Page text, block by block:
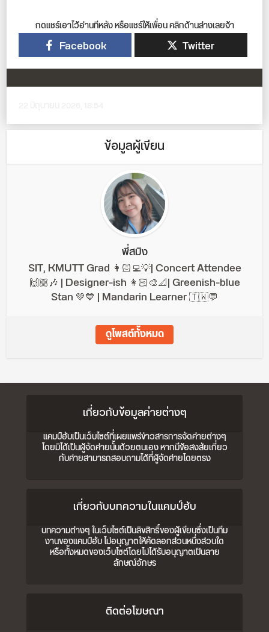
กดแชร์เอาไว้อ่านทีหลัง หรือแชร์ให้เพื่อน คลิกด้านล่างเลยจ้า
Facebook Twitter
ข้อมูลผู้เขียน
พี่สมิง
SIT, KMUTT Grad 👩🏻‍💻💡| Concert Attendee
🙌🏼🎶 | Designer-ish 👩🏻‍🎨📐| Greenish-blue
Stan 💚💙 | Mandarin Learner 🇹🇼💬
ดูโพสต์ทั้งหมด
เกี่ยวกับข้อมูลค่ายต่างๆ
แคมป์ฮับเป็นเว็บไซต์ที่เผยแพร่ข่าวสารการจัดค่ายต่างๆ
โดยมิได้เป็นผู้จัดค่ายนั้นด้วยตนเอง หากมีข้อสงสัยเกี่ยว
กับค่ายสามารถสอบถามได้ที่ผู้จัดค่ายโดยตรง
เกี่ยวกับบทความในแคมป์ฮับ
บทความต่างๆ ในเว็บไซต์เป็นลิขสิทธิ์ของผู้เขียนซึ่งเป็นทีม
งานของแคมป์ฮับ ไม่อนุญาตให้คัดลอกส่วนหนึ่งส่วนใด
หรือทั้งหมดของเว็บไซต์โดยไม่ได้รับอนุญาตเป็นลาย
ลักษณ์อักษร
ติดต่อโฆษณา